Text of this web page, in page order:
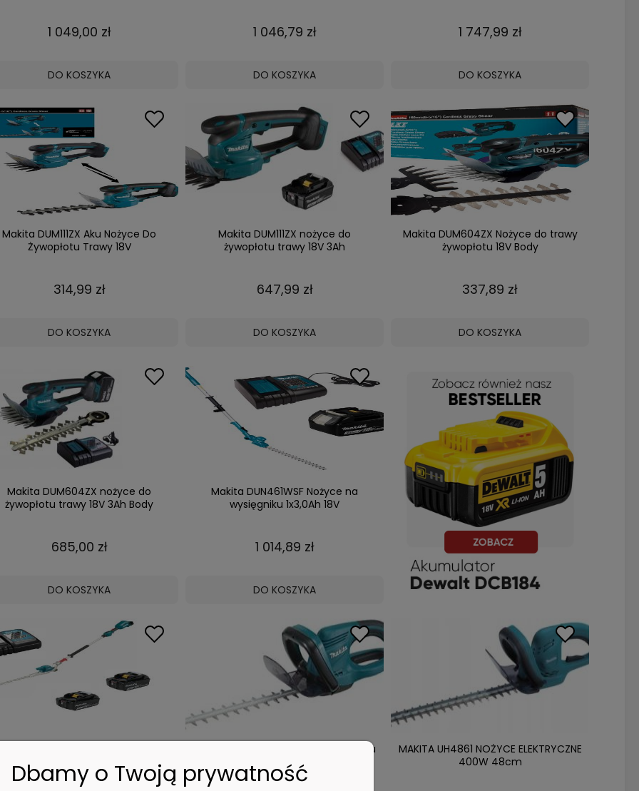
1 049,00 zł
DO KOSZYKA
1 046,79 zł
DO KOSZYKA
1 747,99 zł
DO KOSZYKA
Makita DUM111ZX Aku Nożyce Do
Żywopłotu Trawy 18V
314,99 zł
DO KOSZYKA
Makita DUM111ZX nożyce do
żywopłotu trawy 18V 3Ah
647,99 zł
DO KOSZYKA
Makita DUM604ZX Nożyce do trawy
żywopłotu 18V Body
337,89 zł
DO KOSZYKA
Makita DUM604ZX nożyce do
żywopłotu trawy 18V 3Ah Body
685,00 zł
DO KOSZYKA
Makita DUN461WSF Nożyce na
wysięgniku 1x3,0Ah 18V
1 014,89 zł
DO KOSZYKA
Żywopłotu 18V 2x6Ah
Makita UH4570 Nożyce do żywopłotu
550W 45cm
MAKITA UH4861 NOŻYCE ELEKTRYCZNE
400W 48cm
Dbamy o Twoją prywatność